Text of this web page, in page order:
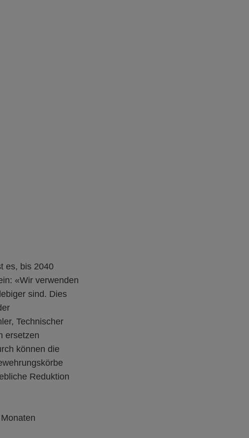
es, bis 2040
«Wir verwenden
sind. Dies
Technischer
ersetzen
können die
Reduktion